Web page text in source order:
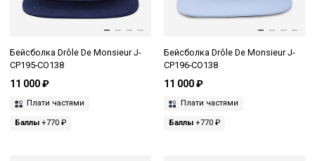
Бейсболка Drôle De Monsieur J-
CP195-CO138
11 000 ₽
Плати частями
Баллы +770 ₽
Бейсболка Drôle De Monsieur J-
CP196-CO138
11 000 ₽
Плати частями
Баллы+770 ₽